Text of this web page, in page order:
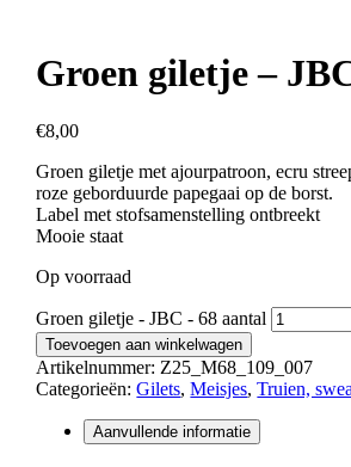
Groen giletje –
€8,00
Groen giletje met ajourpatroon, ecru
roze geborduurde papegaai op de borst.
Label met stofsamenstelling ontbreekt
Mooie staat
Op voorraad
Groen giletje - JBC - 68 aantal
Toevoegen aan winkelwagen
Artikelnummer:Z25_M68_109_007
Categorieën:Gilets,Meisjes,Truien,
Aanvullende informatie